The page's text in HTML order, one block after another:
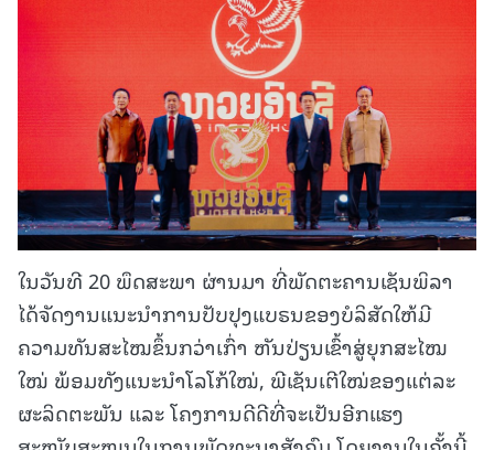
ໃນວັນທີ 20 ພຶດສະພາ ຜ່ານມາ ທີ່ພັດຕະຄານເຊັນພິລາ
ໄດ້ຈັດງານແນະນຳການປັບປຸງແບຣນຂອງບໍລິສັດໃຫ້ມີ
ຄວາມທັນສະໄໝຂຶ້ນກວ່າເກົ່າ ຫັນປ່ຽນເຂົ້າສູ່ຍຸກສະໄໝ
ໃໝ່ ພ້ອມທັງແນະນຳໂລໂກ້ໃໝ່, ພີເຊັນເຕີໃໝ່ຂອງແຕ່ລະ
ຜະລິດຕະພັນ ແລະ ໂຄງການດີດີທີ່ຈະເປັນອີກແຮງ